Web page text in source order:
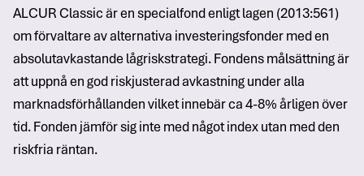
ALCUR Classic är en specialfond enligt lagen (2013:561)
om förvaltare av alternativa investeringsfonder med en
absolutavkastande lågriskstrategi. Fondens målsättning är
att uppnå en god riskjusterad avkastning under alla
marknadsförhållanden vilket innebär ca 4-8% årligen över
tid. Fonden jämför sig inte med något index utan med den
riskfria räntan.